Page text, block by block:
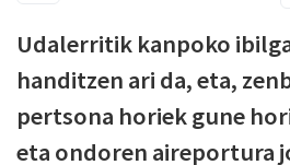
Udalerritik kanpoko
handitzen ari da, eta,
pertsona horiek gune
eta ondoren aireportura